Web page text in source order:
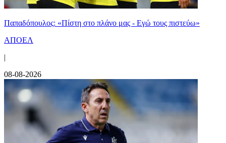
Παπαδόπουλος: «Πίστη στο πλάνο μας - Εγώ τους πιστεύω»
ΑΠΟΕΛ
|
08-08-2026